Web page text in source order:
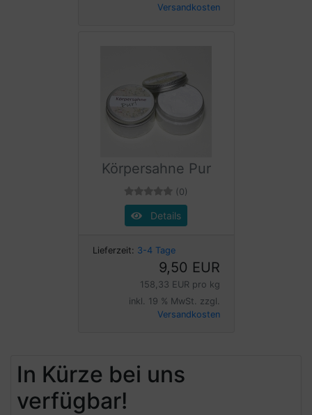
Versandkosten
Körpersahne Pur
(0)
Details
Lieferzeit: 3-4 Tage
9,50 EUR
158,33 EUR pro kg
inkl. 19 % MwSt. zzgl.
Versandkosten
In Kürze bei uns
verfügbar!